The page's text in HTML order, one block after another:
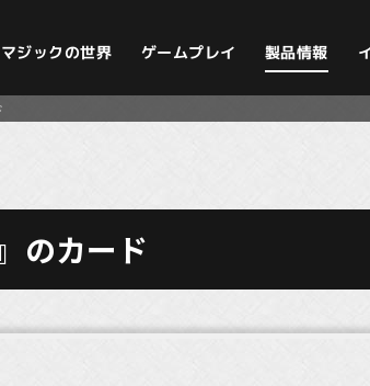
マジックの世界 ゲームプレイ 製品情報
のカード